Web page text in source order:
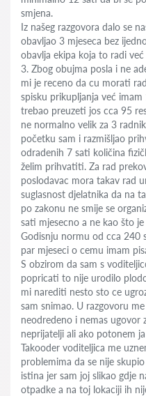
smjena.
Iz našeg razgovora dalo se
obavljao 3 mjeseca bez
obavlja ekipa koja to radi
3. Zbog obujma posla i ne
mi je receno da cu morati
spisku prikupljanja već
trebao preuzeti jos cca 95
ne normalno velik za 3
početku sam i razmišljao
odradenih 7 sati količina
želim prihvatiti. Za rad
poslodavac mora takav rad
suglasnost djelatnika da na
po zakonu ne smije se
sati mjesecno a ne kao što
Godisnju normu od cca 240
par mjeseci o cemu imam
S obzirom da sam s
popricati to nije urodilo
mi narediti nesto sto ce
sam snimao. U razgovoru
neodredeno i nemas ugovor
neprijatelji ali ako potonem
Takooder voditeljica me
problemima da se nije
istina jer sam joj slikao gdje
otpadke a na toj lokaciji ih